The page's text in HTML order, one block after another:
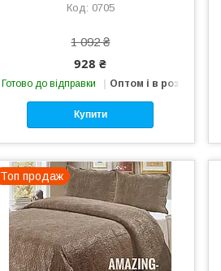
0705
1 092 ₴
928 ₴
Готово до відправки Оптом і в роздріб
Купити
Топ продаж